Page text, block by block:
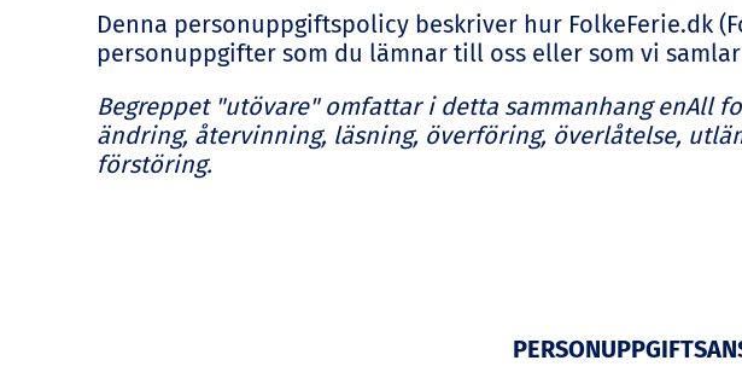
Denna personuppgiftspolicy beskriver hur FolkeFerie.dk
personuppgifter som du lämnar till oss eller som vi
Begreppet "utövare" omfattar i detta sammanhang enAll
ändring, återvinning, läsning, överföring, överlåtelse,
förstöring.